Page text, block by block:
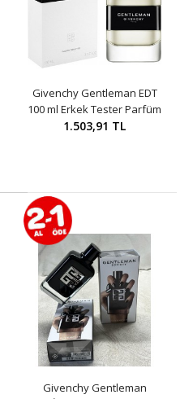
Givenchy Gentleman EDT
100 ml Erkek Tester Parfüm
1.503,91 TL
Givenchy Gentleman